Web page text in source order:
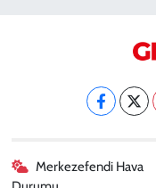
Merkezefendi Hava